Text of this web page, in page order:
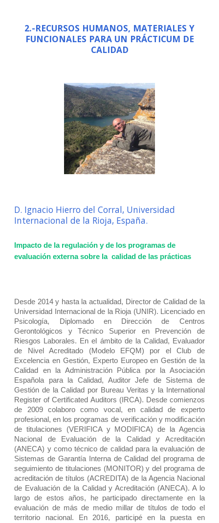
2.-RECURSOS HUMANOS, MATERIALES Y
FUNCIONALES PARA UN PRÁCTICUM DE
CALIDAD
D. Ignacio Hierro del Corral, Universidad
Internacional de la Rioja, España.
Impacto de la regulación y de los programas de
evaluación externa sobre la calidad de las prácticas
Desde 2014 y hasta la actualidad, Director de Calidad de la
Universidad Internacional de la Rioja (UNIR). Licenciado en
Psicología, Diplomado en Dirección de Centros
Gerontológicos y Técnico Superior en Prevención de
Riesgos Laborales. En el ámbito de la Calidad, Evaluador
de Nivel Acreditado (Modelo EFQM) por el Club de
Excelencia en Gestión, Experto Europeo en Gestión de la
Calidad en la Administración Pública por la Asociación
Española para la Calidad, Auditor Jefe de Sistema de
Gestión de la Calidad por Bureau Veritas y la International
Register of Certificated Auditors (IRCA). Desde comienzos
de 2009 colaboro como vocal, en calidad de experto
profesional, en los programas de verificación y modificación
de titulaciones (VERIFICA y MODIFICA) de la Agencia
Nacional de Evaluación de la Calidad y Acreditación
(ANECA) y como técnico de calidad para la evaluación de
Sistemas de Garantía Interna de Calidad del programa de
seguimiento de titulaciones (MONITOR) y del programa de
acreditación de títulos (ACREDITA) de la Agencia Nacional
de Evaluación de la Calidad y Acreditación (ANECA). A lo
largo de estos años, he participado directamente en la
evaluación de más de medio millar de títulos de todo el
territorio nacional. En 2016, participé en la puesta en